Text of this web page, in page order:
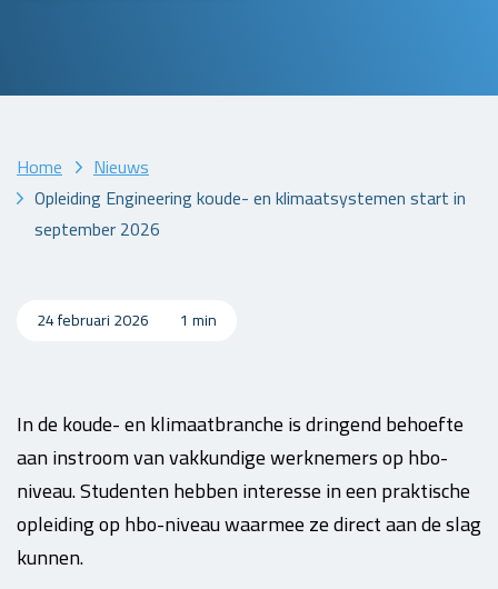
Home
Nieuws
Opleiding Engineering koude- en klimaatsystemen start in
september 2026
24 februari 2026 1 min
In de koude- en klimaatbranche is dringend behoefte
aan instroom van vakkundige werknemers op hbo-
niveau. Studenten hebben interesse in een praktische
opleiding op hbo-niveau waarmee ze direct aan de slag
kunnen.